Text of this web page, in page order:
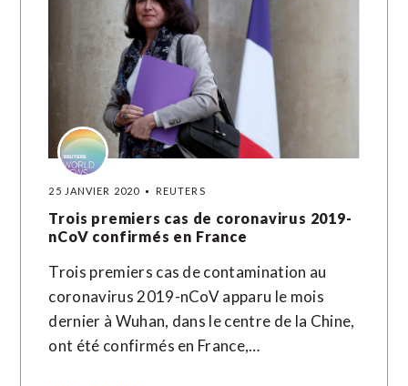
25 JANVIER 2020 REUTERS
Trois premiers cas de coronavirus 2019-
nCoV confirmés en France
Trois premiers cas de contamination au
coronavirus 2019-nCoV apparu le mois
dernier à Wuhan, dans le centre de la Chine,
ont été confirmés en France,…